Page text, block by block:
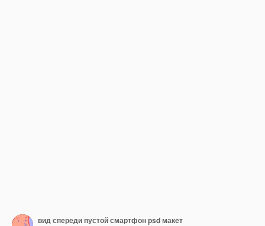
вид спереди пустой смартфон psd макет